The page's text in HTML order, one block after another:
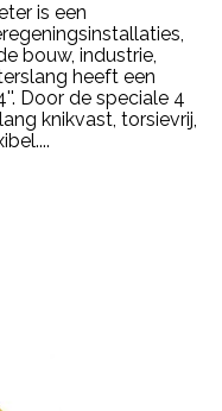
is een
bouw, industrie,
heeft een
Door de speciale 4
knikvast, torsievrij,